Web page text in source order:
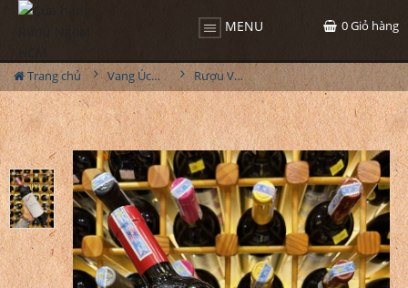
MENU 0Giỏ hàng
Trang chủ Vang Úc - Australia Rượu Vang Úc Penfolds Bin 28 Shiraz